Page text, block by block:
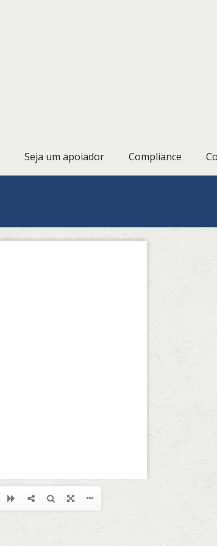
Seja um apoiador Compliance